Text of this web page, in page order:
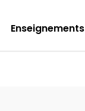
Enseignements